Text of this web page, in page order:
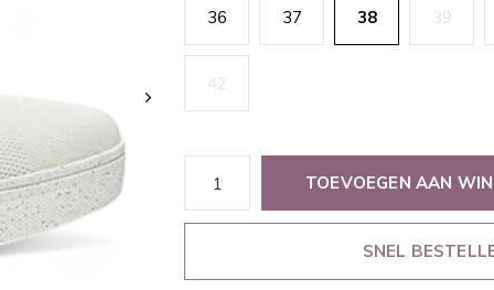
36 37 38 39
42
TOEVOEGEN AAN
SNEL